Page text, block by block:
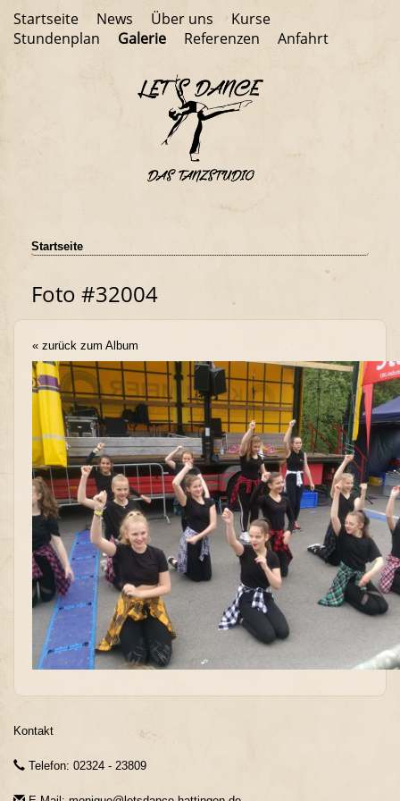
Startseite News Über uns
Kurse
Stundenplan
Galerie Referenzen Anfahrt
Startseite
Foto #32004
« zurück zum Album
Kontakt
Telefon: 02324 - 23809